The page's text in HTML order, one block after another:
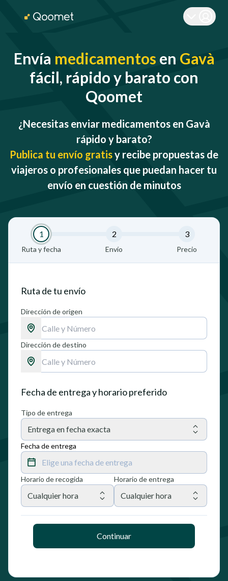
Envía medicamentos en Gavà
fácil, rápido y barato con
Qoomet
¿Necesitas enviar medicamentos en Gavà
rápido y barato?
Publica tu envío gratisy recibe propuestas de
viajeros o profesionales que puedan hacer tu
envío en cuestión de minutos
1
Ruta y fecha
2
Envío
3
Precio
Ruta de tu envío
Dirección de origen
Dirección de destino
Fecha de entrega y horario preferido
Tipo de entrega
Entrega en fecha exacta
Fecha de entrega
Elige una fecha de entrega
Horario de recogida
Cualquier hora
Horario de entrega
Cualquier hora
Continuar